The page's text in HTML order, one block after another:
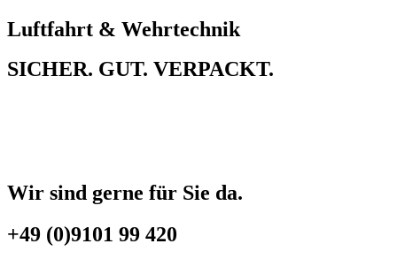
Luftfahrt & Wehrtechnik
SICHER. GUT. VERPACKT.
Wir sind gerne für Sie da.
+49 (0)9101 99 420